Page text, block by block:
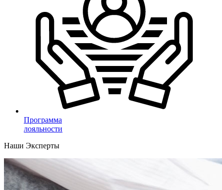
Программа
лояльности
Наши Эксперты